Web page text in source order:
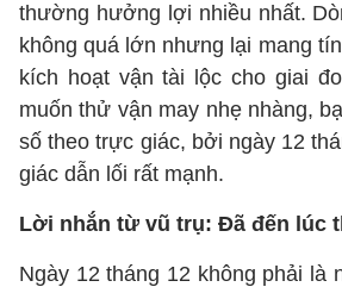
thường hưởng lợi nhiều nhất.
không quá lớn nhưng lại mang
kích hoạt vận tài lộc cho giai
muốn thử vận may nhẹ nhàng,
số theo trực giác, bởi ngày 12
giác dẫn lối rất mạnh.
Lời nhắn từ vũ trụ: Đã đến lúc
Ngày 12 tháng 12 không phải là